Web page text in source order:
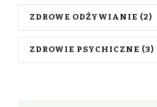
ZDROWE ODŻYWIANIE (2)
ZDROWIE PSYCHICZNE (3)